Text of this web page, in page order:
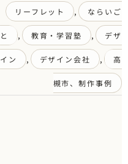
リーフレット , ならいご
と , 教育・学習塾 , デザ
イン , デザイン会社 , 高
槻市、制作事例